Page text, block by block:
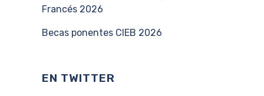
Francés 2026
Becas ponentes CIEB 2026
EN TWITTER